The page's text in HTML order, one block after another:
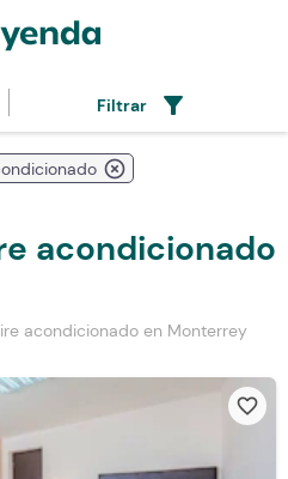
Filtrar filter_alt
highlight_off
acondicionado
acondicionado en Monterrey
favorite_border